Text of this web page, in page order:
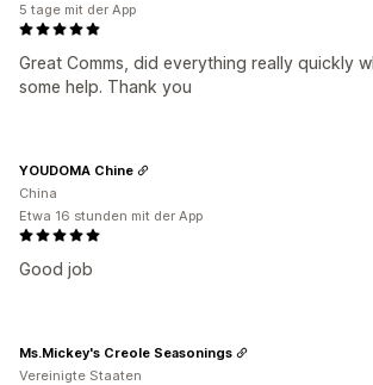
Great Comms, did everything really quickly
some help. Thank you
5 tage mit der App
Good job
YOUDOMA Chine
China
Etwa 16 stunden mit der App
Ms.Mickey's Creole Seasonings
Vereinigte Staaten